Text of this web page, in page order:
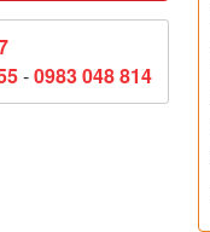
-0983 048 814